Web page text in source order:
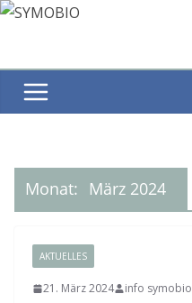
Zum
Monat: März 2024
AKTUELLES
21. März 2024 info symobio